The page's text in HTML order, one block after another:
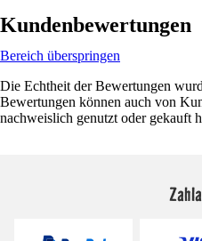
Kundenbewertungen
Bereich überspringen
Die Echtheit der Bewertungen
Bewertungen können auch von
nachweislich genutzt oder gekauft